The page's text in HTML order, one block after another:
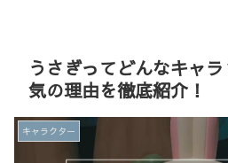
うさぎってどんなキャ
気の理由を徹底紹介！
キャラクター